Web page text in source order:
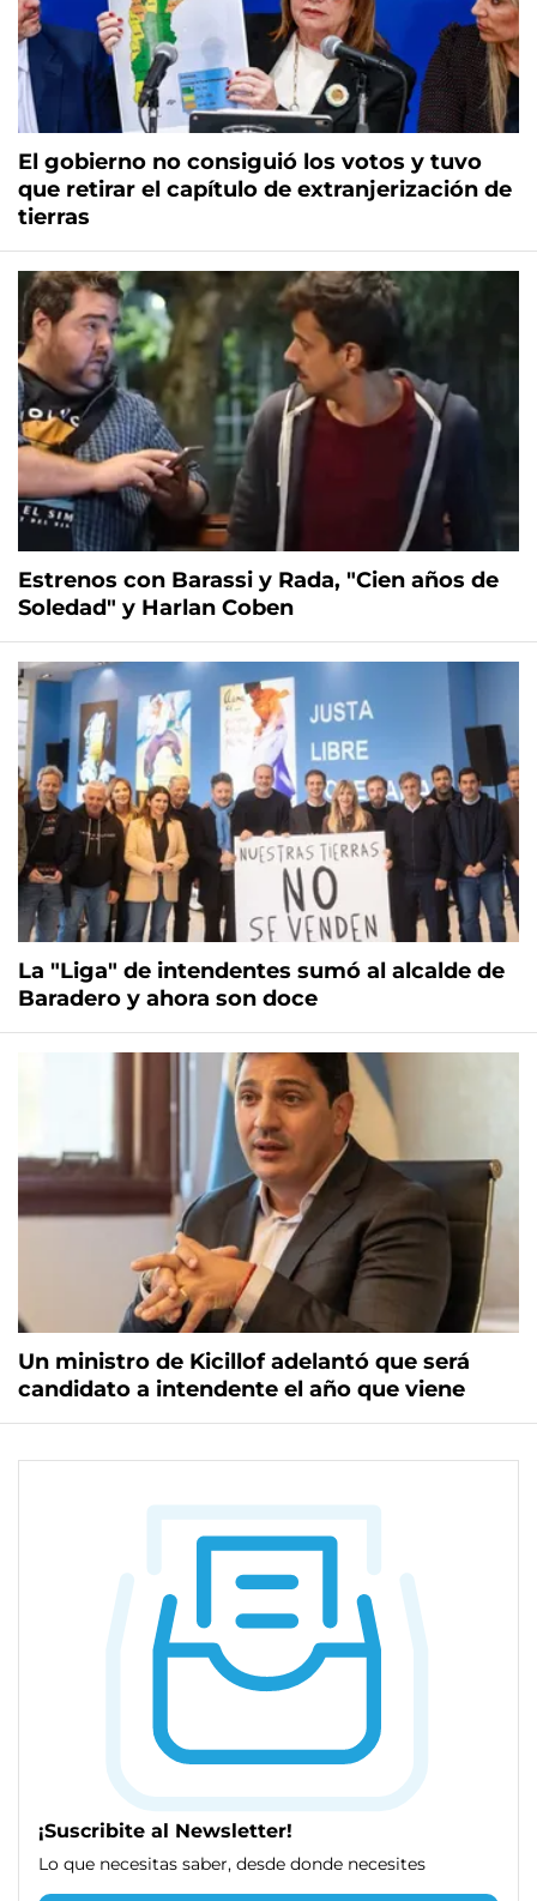
El gobierno no consiguió los votos y tuvo
que retirar el capítulo de extranjerización de
tierras
Estrenos con Barassi y Rada, "Cien años de
Soledad" y Harlan Coben
La "Liga" de intendentes sumó al alcalde de
Baradero y ahora son doce
Un ministro de Kicillof adelantó que será
candidato a intendente el año que viene
¡Suscribite al Newsletter!
Lo que necesitas saber, desde donde necesites